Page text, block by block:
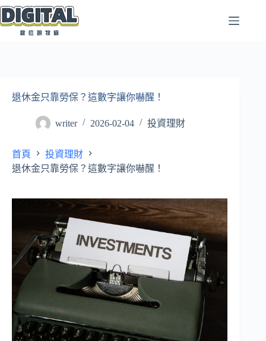
跳
至
退休金只靠勞保？這數字讓你嚇醒！
writer 2026-02-04 投資理財
首頁
投資理財
退休金只靠勞保？這數字讓你嚇醒！